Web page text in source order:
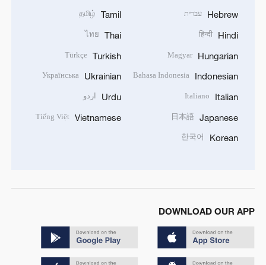
Hebrew עברית
Hindi
हिन्दी
Hungarian
Magyar
Indonesian
Bahasa Indonesia
Italian
Italiano
Japanese
日本語
Korean
한국어
Tamil
தமிழ்
Thai
ไทย
Turkish
Türkçe
Ukrainian
Українська
Urdu اردو
Vietnamese
Tiếng Việt
DOWNLOAD OUR APP